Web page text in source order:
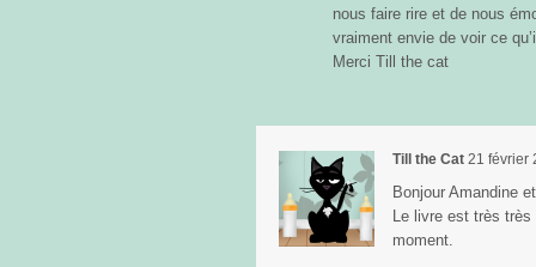
nous faire rire et de nous
vraiment envie de voir ce
Merci Till the cat
Till the Cat 21 février
Bonjour Amandine
Le livre est très
moment.